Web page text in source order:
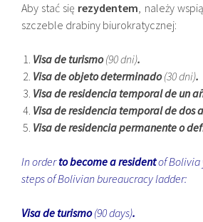
Aby stać się rezydentem, należy
szczeble drabiny biurokratycznej:
Visa de turismo(90 dni).
Visa de objeto determinado(30 dni).
Visa de residencia temporal de un
Visa de residencia temporal de dos
Visa de residencia permanente o
In orderto become a residentof Bolivia
steps of Bolivian bureaucracy ladder:
Visa de turismo(90 days).